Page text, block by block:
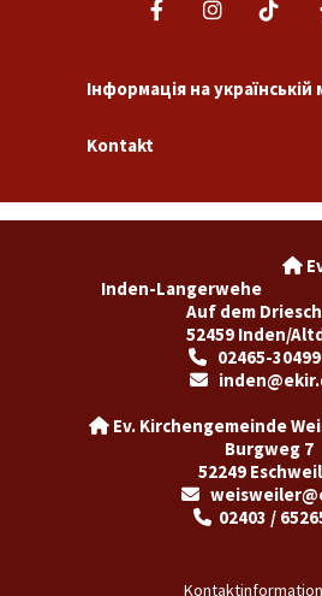
Інформація на українській
Kontakt

Inden-
Auf dem
52459 Inden/
02465-

Ev. Kirchengemeinde
Burgweg 7
52249

02403 /